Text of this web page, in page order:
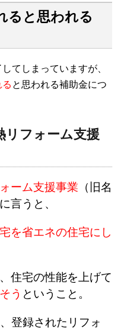
ると思われる
てしまっていますが、
と思われる補助金につ
リフォーム支援
ーム支援事業 （旧名
言うと、
を省エネの住宅にし
住宅の性能を上げて
う ということ。
登録されたリフォ